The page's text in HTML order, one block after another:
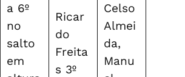
a 6º
no
salto
em
Ricar
do
Freita
s 3º
Celso
Almei
da,
Manu